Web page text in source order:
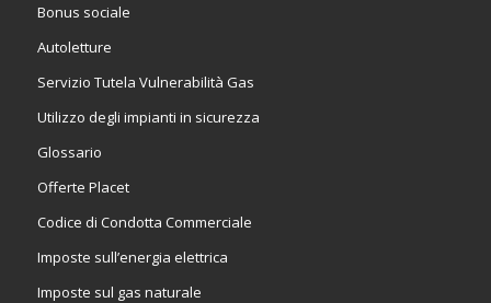
Bonus sociale
Autoletture
Servizio Tutela Vulnerabilità Gas
Utilizzo degli impianti in sicurezza
Glossario
Offerte Placet
Codice di Condotta Commerciale
Imposte sull’energia elettrica
Imposte sul gas naturale